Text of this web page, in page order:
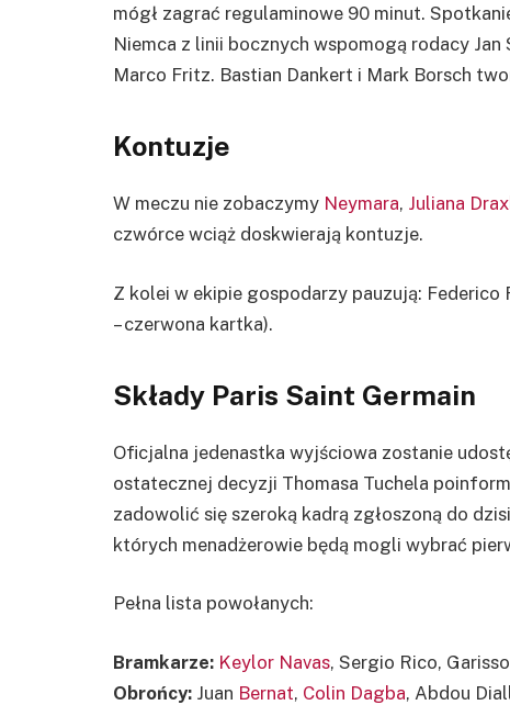
mógł zagrać regulaminowe 90 minut.
Niemca z linii bocznych wspomogą rodacy
Marco Fritz. Bastian Dankert i Mark Borsch
Kontuzje
W meczu nie zobaczymy Neymara, Juliana
czwórce wciąż doskwierają kontuzje.
Z kolei w ekipie gospodarzy pauzują:
– czerwona kartka).
Składy Paris Saint Germain
Oficjalna jedenastka wyjściowa zostanie
ostatecznej decyzji Thomasa Tuchela
zadowolić się szeroką kadrą zgłoszoną do
których menadżerowie będą mogli wybrać
Pełna lista powołanych:
Bramkarze: Keylor Navas, Sergio Rico,
Obrońcy: Juan Bernat, Colin Dagba, Abdou